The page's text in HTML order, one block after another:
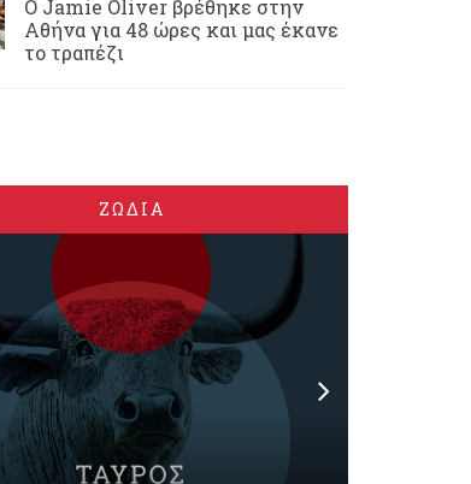
Ο Jamie Oliver βρέθηκε στην
Αθήνα για 48 ώρες και μας έκανε
το τραπέζι
ΖΩΔΙΑ